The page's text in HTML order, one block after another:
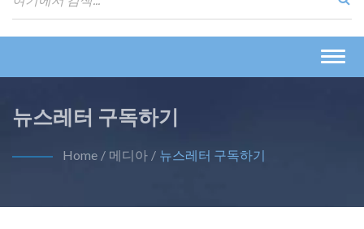
뉴스레터 구독하기
Home / 메디아 / 뉴스레터 구독하기